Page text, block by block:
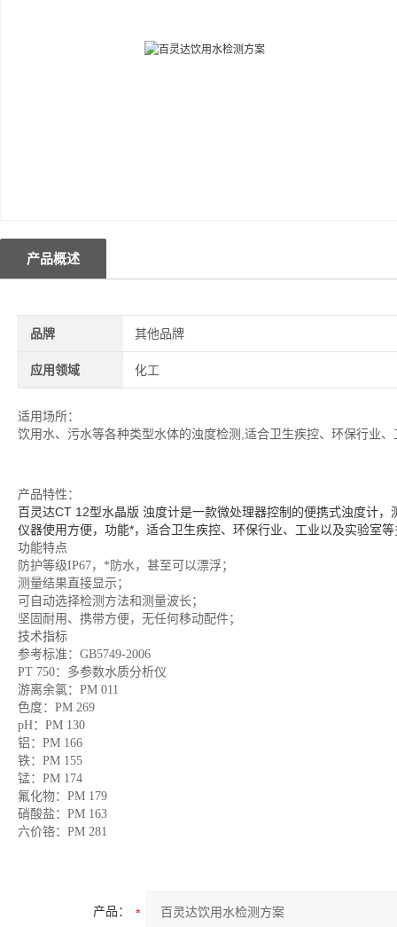
产品概述
品牌 其他品牌
应用领域 化工
适用场所：
饮用水、污水等各种类型水体的浊度检测,适合卫生疾控、环保行业
产品特性：
百灵达CT 12型水晶版 浊度计是一款微处理器控制的便携式浊度计
仪器使用方便，功能*，适合卫生疾控、环保行业、工业以及实验室
功能特点
防护等级IP67，*防水，甚至可以漂浮；
测量结果直接显示；
可自动选择检测方法和测量波长；
坚固耐用、携带方便，无任何移动配件；
技术指标
参考标准：GB5749-2006
PT 750：多参数水质分析仪
游离余氯：PM 011
色度：PM 269
pH：PM 130
铝：PM 166
铁：PM 155
锰：PM 174
氟化物：PM 179
硝酸盐：PM 163
六价铬：PM 281
产品：